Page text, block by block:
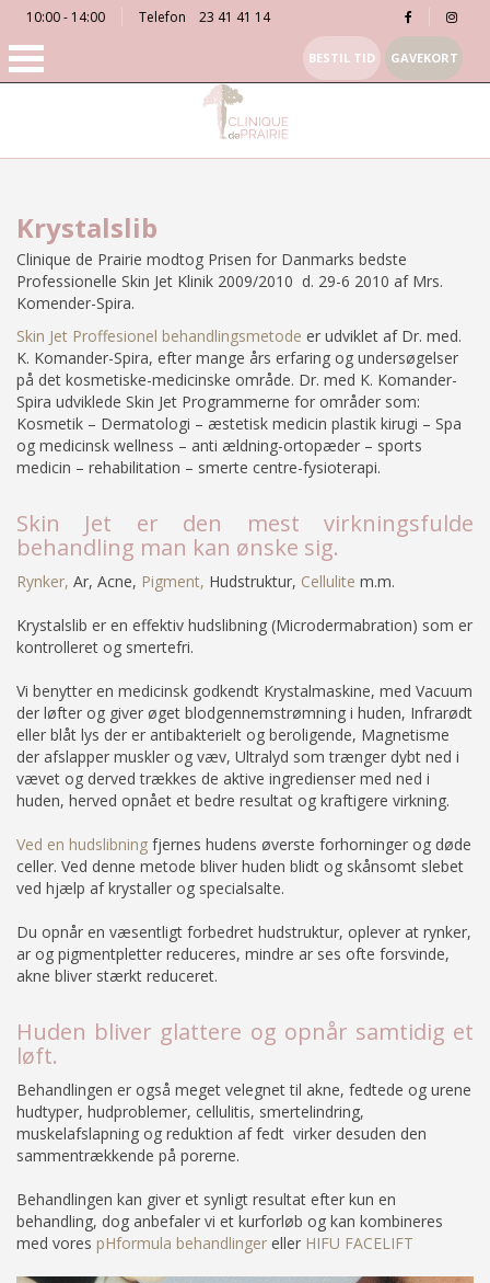
10:00 - 14:00 Telefon 23 41 41 14
BESTIL TID GAVEKORT
Krystalslib
Clinique de Prairie modtog Prisen for Danmarks bedste
Professionelle Skin Jet Klinik 2009/2010 d. 29-6 2010 af Mrs.
Komender-Spira.
Skin Jet Proffesionel behandlingsmetode er udviklet af Dr. med.
K. Komander-Spira, efter mange års erfaring og undersøgelser
på det kosmetiske-medicinske område. Dr. med K. Komander-
Spira udviklede Skin Jet Programmerne for områder som:
Kosmetik – Dermatologi – æstetisk medicin plastik kirugi – Spa
og medicinsk wellness – anti ældning-ortopæder – sports
medicin – rehabilitation – smerte centre-fysioterapi.
Skin Jet er den mest virkningsfulde
behandling man kan ønske sig.
Rynker, Ar, Acne, Pigment, Hudstruktur, Cellulite m.m.
Krystalslib er en effektiv hudslibning (Microdermabration) som er
kontrolleret og smertefri.
Vi benytter en medicinsk godkendt Krystalmaskine, med Vacuum
der løfter og giver øget blodgennemstrømning i huden, Infrarødt
eller blåt lys der er antibakterielt og beroligende, Magnetisme
der afslapper muskler og væv, Ultralyd som trænger dybt ned i
vævet og derved trækkes de aktive ingredienser med ned i
huden, herved opnået et bedre resultat og kraftigere virkning.
Ved en hudslibning fjernes hudens øverste forhorninger og døde
celler. Ved denne metode bliver huden blidt og skånsomt slebet
ved hjælp af krystaller og specialsalte.
Du opnår en væsentligt forbedret hudstruktur, oplever at rynker,
ar og pigmentpletter reduceres, mindre ar ses ofte forsvinde,
akne bliver stærkt reduceret.
Huden bliver glattere og opnår samtidig et
løft.
Behandlingen er også meget velegnet til akne, fedtede og urene
hudtyper, hudproblemer, cellulitis, smertelindring,
muskelafslapning og reduktion af fedt virker desuden den
sammentrækkende på porerne.
Behandlingen kan giver et synligt resultat efter kun en
behandling, dog anbefaler vi et kurforløb og kan kombineres
med vores pHformula behandlinger eller HIFU FACELIFT